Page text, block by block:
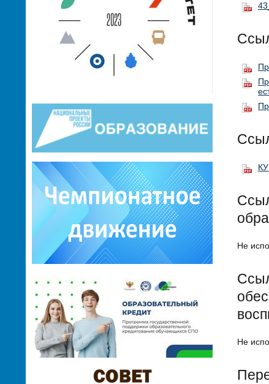
Не
Не